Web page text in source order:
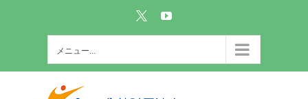
CustomYouTube
メニュー...